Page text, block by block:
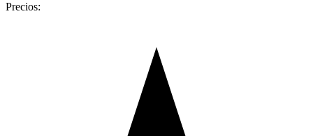
Precios: